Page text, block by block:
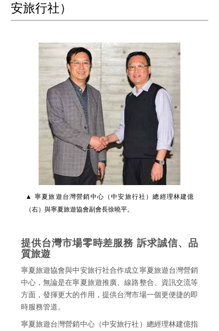
安旅行社）
▲ 寧夏旅遊台灣營銷中心（中安旅行社）總經理林建億
（右）與寧夏旅遊協會副會長徐曉平。
提供台灣市場零時差服務 訴求誠信、品
質旅遊
寧夏旅遊協會與中安旅行社合作成立寧夏旅遊台灣營銷
中心，無論是在寧夏旅遊推廣、線路整合、資訊交流等
方面，發揮更大的作用，提供台灣市場一個更便捷的即
時服務管道。
寧夏旅遊台灣營銷中心（中安旅行社）總經理林建億指